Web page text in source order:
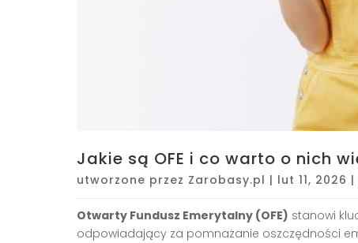
Jakie są OFE i co warto o nich
utworzone przez Zarobasy.pl | lut 11, 2026 |
Otwarty Fundusz Emerytalny (OFE) stanowi
odpowiadający za pomnażanie oszczędności